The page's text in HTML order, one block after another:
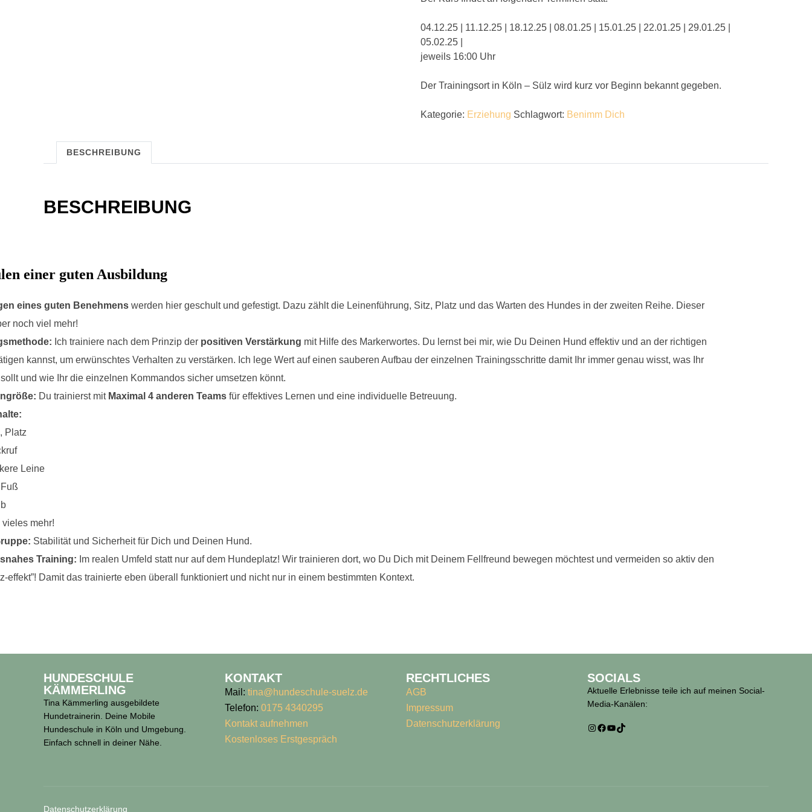
04.12.25 | 11.12.25 | 18.12.25 | 08.01.25 | 15.01.25 | 22.01.25 | 29.01.25 |
05.02.25 |
jeweils 16:00 Uhr
Der Trainingsort in Köln – Sülz wird kurz vor Beginn bekannt gegeben.
Kategorie: Erziehung Schlagwort: Benimm Dich
BESCHREIBUNG
BESCHREIBUNG
einer guten Ausbildung
eines guten Benehmens werden hier geschult und gefestigt. Dazu zählt die Leinenführung, Sitz, Platz und das Warten des Hundes in der zweiten Reihe. Dieser
noch viel mehr!
Ich trainiere nach dem Prinzip der positiven Verstärkung mit Hilfe des Markerwortes. Du lernst bei mir, wie Du Deinen Hund effektiv und an der richtigen
kannst, um erwünschtes Verhalten zu verstärken. Ich lege Wert auf einen sauberen Aufbau der einzelnen Trainingsschritte damit Ihr immer genau wisst, was Ihr
und wie Ihr die einzelnen Kommandos sicher umsetzen könnt.
Du trainierst mit Maximal 4 anderen Teams für effektives Lernen und eine individuelle Betreuung.
Platz
Leine
vieles mehr!
Stabilität und Sicherheit für Dich und Deinen Hund.
Training: Im realen Umfeld statt nur auf dem Hundeplatz! Wir trainieren dort, wo Du Dich mit Deinem Fellfreund bewegen möchtest und vermeiden so aktiv den
effekt”! Damit das trainierte eben überall funktioniert und nicht nur in einem bestimmten Kontext.
HUNDESCHULE
KÄMMERLING
Tina Kämmerling ausgebildete
Hundetrainerin. Deine Mobile
Hundeschule in Köln und Umgebung.
Einfach schnell in deiner Nähe.
KONTAKT
Mail: tina@hundeschule-suelz.de
Telefon: 0175 4340295
Kontakt aufnehmen
Kostenloses Erstgespräch
RECHTLICHES
AGB
Impressum
Datenschutz­erklärung
SOCIALS
Aktuelle Erlebnisse teile ich auf meinen Social-
Media-Kanälen:
Instagram
Facebook
YouTube
TikTok
Datenschutz­erklärung